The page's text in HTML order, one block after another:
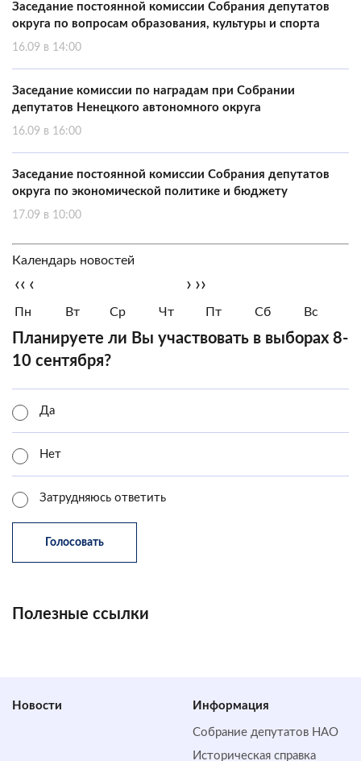
Заседание постоянной комиссии Собрания депутатов
округа по вопросам образования, культуры и спорта
16.09 в 14:00
Заседание комиссии по наградам при Собрании
депутатов Ненецкого автономного округа
16.09 в 16:00
Заседание постоянной комиссии Собрания депутатов
округа по экономической политике и бюджету
17.09 в 10:00
Календарь новостей
‹‹ ‹ › ››
Пн Вт Ср Чт Пт Сб Вс
Планируете ли Вы участвовать в выборах 8-
10 сентября?
Да
Нет
Затрудняюсь ответить
Полезные ссылки
Новости Информация
Собрание депутатов НАО
Историческая справка